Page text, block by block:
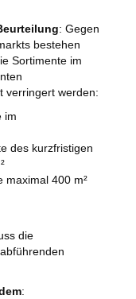
: Gegen
bestehen
Sortimente im
verringert werden:
im
des kurzfristigen
maximal 400 m²
die
: